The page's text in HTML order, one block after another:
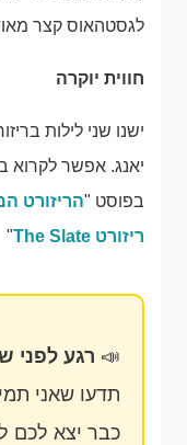
לגסטהאוס קצר מאוד- בערך 10
חווית יוקרה
ישנו שני לילות
יאנג. אפשר לקרוא
בפוסט "הריזורט
ריזורט The Slate
"
📣 רגע לפני
תדעו שאני
כבר יצא לכם